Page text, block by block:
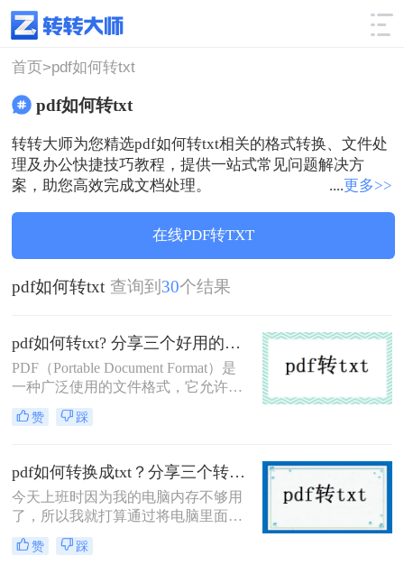
使用技巧 筛选
首页>pdf如何转txt
pdf如何转txt
转转大师为您精选pdf如何转txt相关的格式转换、文件处
理及办公快捷技巧教程，提供一站式常见问题解决方
案，助您高效完成文档处理。
....更多>>
在线PDF转TXT
pdf如何转txt 查询到 30个结果
pdf如何转txt? 分享三个好用的转换方法！
PDF（Portable Document Format）是
一种广泛使用的文件格式，它允许用
户在不同的操作系统和设备上查看和
打印文档，而无需担心格式变化。然
转换为TXT（文本）文件，以便于编
辑、搜索或处理文本内容。本文将介
绍pdf如何转txt。
赞 踩
pdf如何转换成txt？分享三个转换方法！
今天上班时因为我的电脑内存不够用
了，所以我就打算通过将电脑里面的
pdf文档转换成txt格式的方式来解放电
脑里面的空间。但是我并不知道怎么
赞 踩